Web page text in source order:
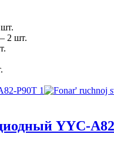
2 шт.
YYC-